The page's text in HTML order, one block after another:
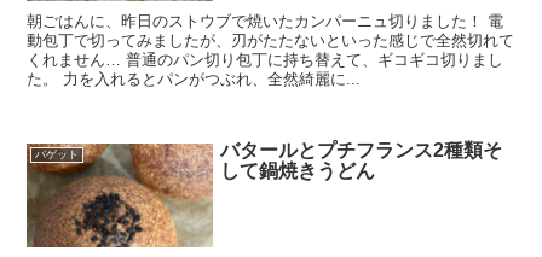
朝ごはんに、昨日のストウブで焼いたカンパーニュ切りました！ 電
動包丁で切ってみましたが、刃がたたないといった感じで全然切れて
くれません… 普通のパン切り包丁に持ち替えて、ギコギコ切りまし
た。 力を入れるとパンがつぶれ、全然綺麗に...
バゲット
バタールとプチフランス2種類そ
して鍋焼きうどん